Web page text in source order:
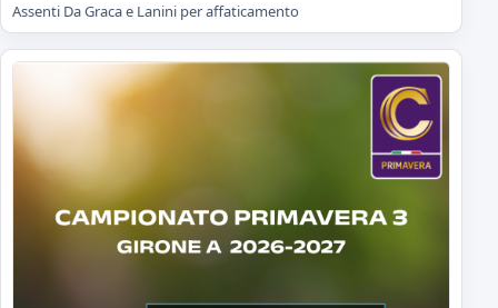
Assenti Da Graca e Lanini per affaticamento